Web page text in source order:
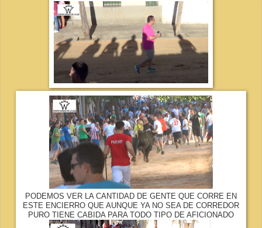
PODEMOS VER LA CANTIDAD DE GENTE QUE CORRE EN
ESTE ENCIERRO QUE AUNQUE YA NO SEA DE CORREDOR
PURO TIENE CABIDA PARA TODO TIPO DE AFICIONADO